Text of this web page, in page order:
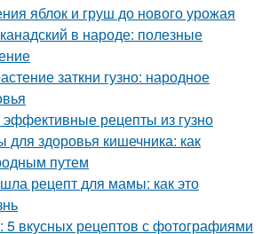
яблок и груш до нового урожая
в народе: полезные
заткни гузно: народное
рецепты из гузно
здоровья кишечника: как
путем
рецепт для мамы: как это
5 вкусных рецептов с фотографиями